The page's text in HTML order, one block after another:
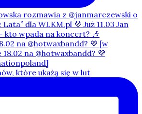
na @hotwaxbandd? 💜 [w
które ukażą się w lut